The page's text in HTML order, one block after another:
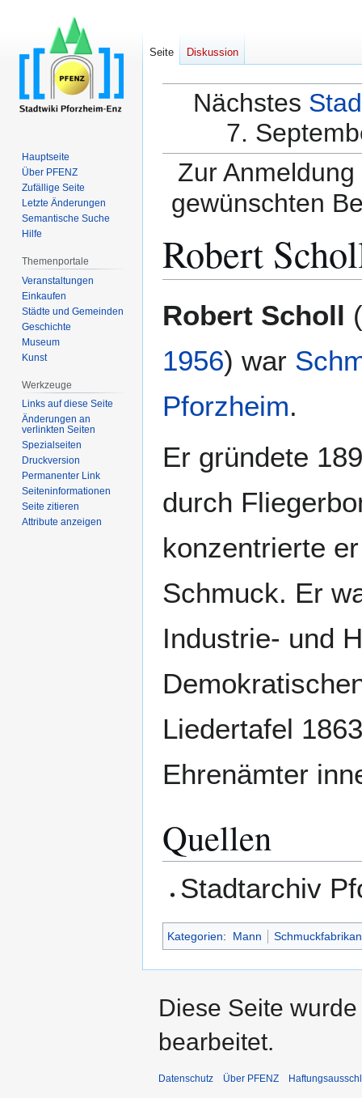
Nächstes
7.
Zur
gewünschten
Robert
Navigation
Suche
Robert Scholl
1956) war
Pforzheim.
Er gründete
durch
konzentrierte
Schmuck. Er
Industrie- und
Liedertafel
Ehrenämter
Quellen
Stadtarchiv
Kategorien: Mann
Seite Diskussion
Hauptseite
Über PFENZ
Zufällige Seite
Letzte Änderungen
Semantische Suche
Hilfe
Themenportale
Veranstaltungen
Einkaufen
Städte und Gemeinden
Geschichte
Museum
Kunst
Werkzeuge
Links auf diese Seite
Änderungen an
verlinkten Seiten
Spezialseiten
Druckversion
Permanenter Link
Seiten­­informationen
Seite zitieren
Attribute anzeigen
Diese Seite
bearbeitet.
Datenschutz Über PFENZ